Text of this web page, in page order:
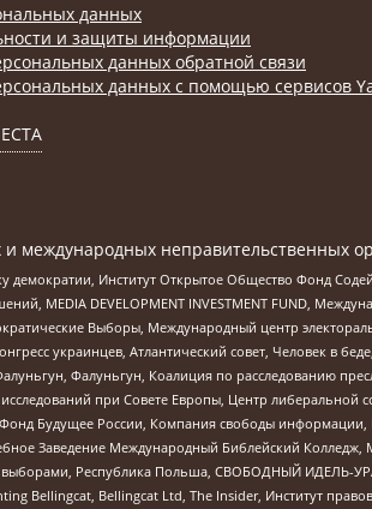
данных
и защиты информации
данных обратной связи
данных с помощью сервисов
международных неправительственных
демократии, Институт Открытое Общество Фонд
MEDIA DEVELOPMENT INVESTMENT FUND,
Выборы, Международный центр
украинцев, Атлантический совет, Человек в
Фалуньгун, Коалиция по расследованию
при Совете Европы, Центр
Будущее России, Компания свободы информации,
Заведение Международный Библейский Колледж,
Республика Польша, СВОБОДНЫЙ ИДЕЛЬ-
Bellingcat, Bellingcat Ltd, The Insider, Институт